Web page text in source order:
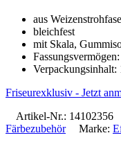
aus
bleichfest
mit Skala,
Verpackungsinhalt:
Friseurexklusiv - Jetzt
Artikel-Nr.: 14102356
Färbezubehör
Marke: